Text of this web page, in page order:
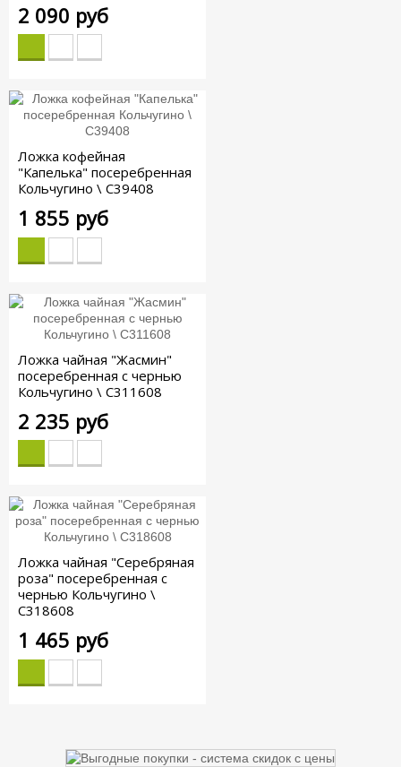
2 090 руб
Ложка кофейная
"Капелька" посеребренная
Кольчугино \ С39408
1 855 руб
Ложка чайная "Жасмин"
посеребренная с чернью
Кольчугино \ С311608
2 235 руб
Ложка чайная "Серебряная
роза" посеребренная с
чернью Кольчугино \
С318608
1 465 руб